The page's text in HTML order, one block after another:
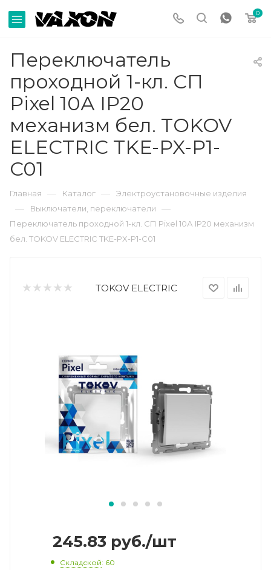
0
Переключатель
проходной 1-кл. СП
Pixel 10А IP20
механизм бел. TOKOV
ELECTRIC TKE-PX-P1-
C01
Главная — Каталог — Электроустановочные изделия
— Выключатели, переключатели —
Переключатель проходной 1-кл. СП Pixel 10А IP20 механизм
бел. TOKOV ELECTRIC TKE-PX-P1-C01
TOKOV ELECTRIC
245.83 руб./шт
Складской: 60